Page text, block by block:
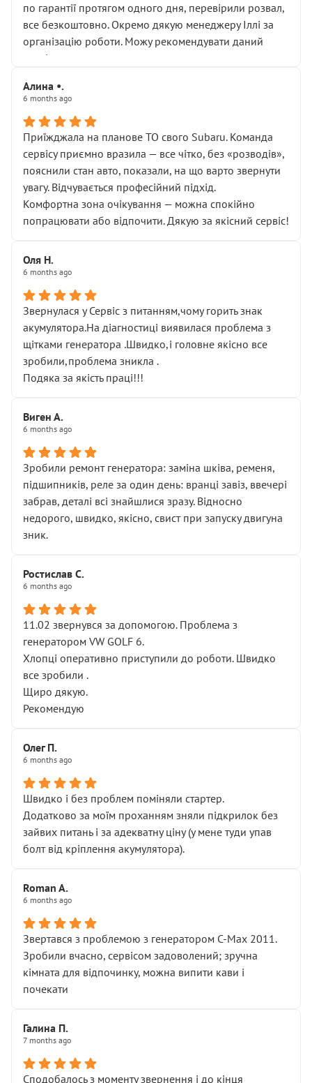
по гарантії протягом одного дня, перевірили розвал,
все безкоштовно. Окремо дякую менеджеру Іллі за
організацію роботи. Можу рекомендувати даний
сервіс.
Алина •.
6 months ago
Приїжджала на планове ТО свого Subaru. Команда
сервісу приємно вразила — все чітко, без «розводів»,
пояснили стан авто, показали, на що варто звернути
увагу. Відчувається професійний підхід.
Комфортна зона очікування — можна спокійно
попрацювати або відпочити. Дякую за якісний сервіс!
Оля Н.
6 months ago
Звернулася у Сервіс з питанням,чому горить знак
акумулятора.На діагностиці виявилася проблема з
щітками генератора .Швидко,і головне якісно все
зробили,проблема зникла .
Подяка за якість праці!!!
Виген А.
6 months ago
Зробили ремонт генератора: заміна шківа, ременя,
підшипників, реле за один день: вранці завіз, ввечері
забрав, деталі всі знайшлися зразу. Відносно
недорого, швидко, якісно, свист при запуску двигуна
зник.
Ростислав С.
6 months ago
11.02 звернувся за допомогою. Проблема з
генератором VW GOLF 6.
Хлопці оперативно приступили до роботи. Швидко
все зробили .
Щиро дякую.
Рекомендую
Олег П.
6 months ago
Швидко і без проблем поміняли стартер.
Додатково за моїм проханням зняли підкрилок без
зайвих питань і за адекватну ціну (у мене туди упав
болт від кріплення акумулятора).
Roman A.
6 months ago
Звертався з проблемою з генератором C-Max 2011.
Зробили вчасно, сервісом задоволений; зручна
кімната для відпочинку, можна випити кави і
почекати
Галина П.
7 months ago
Сподобалось з моменту звернення і до кінця